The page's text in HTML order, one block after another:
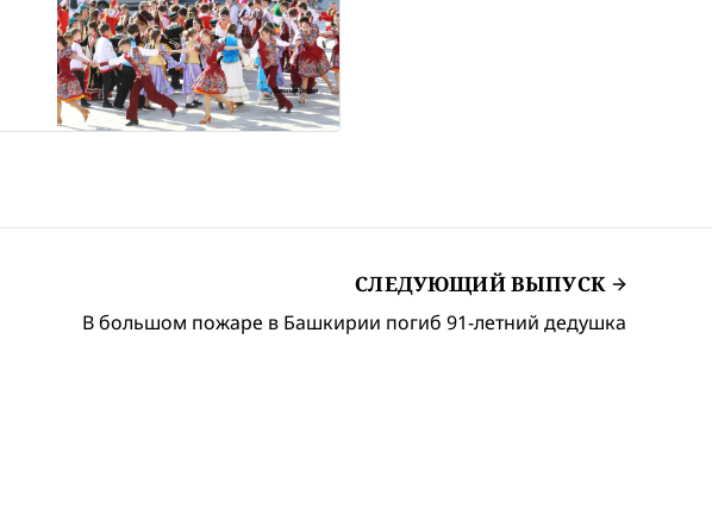
СЛЕДУЮЩИЙ ВЫПУСК
В большом пожаре в Башкирии погиб 91-летний дедушка